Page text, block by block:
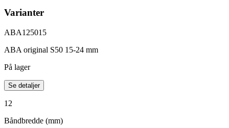
Varianter
ABA125015
ABA original S50 15-24 mm
På lager
Se detaljer
12
Båndbredde (mm)